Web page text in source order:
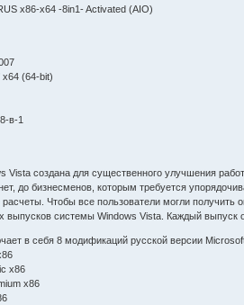
x86-x64 -8in1- Activated (AIO)
(64-bit)
в-1
Vista создана для существенного улучшения
до бизнесменов, которым требуется
Чтобы все пользователи могли
выпусков системы Windows Vista. Каждый выпуск
в себя 8 модификаций русской версии
x86
x86